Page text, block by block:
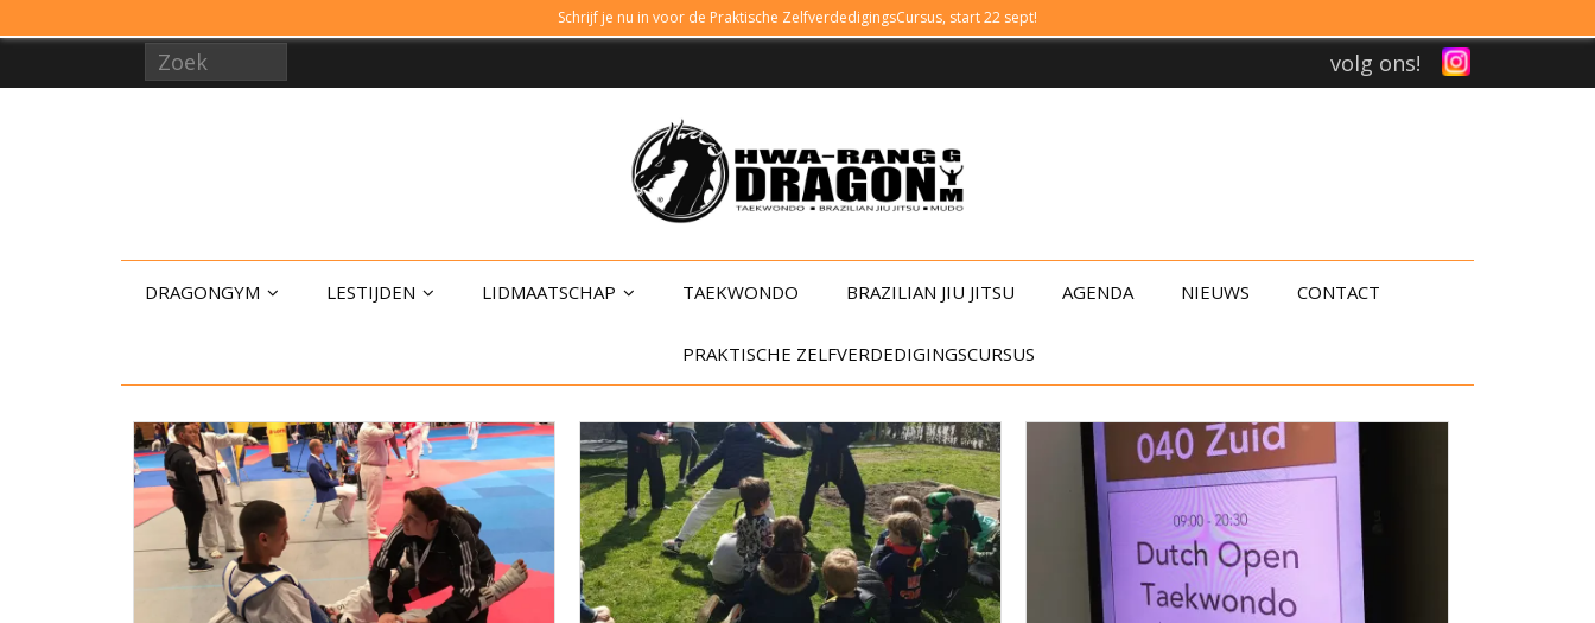
Schrijf je nu in voor de Praktische ZelfverdedigingsCursus, start 22 sept!
volg ons!
DRAGONGYM LESTIJDEN LIDMAATSCHAP TAEKWONDO BRAZILIAN JIU JITSU AGENDA NIEUWS CONTACT
PRAKTISCHE ZELFVERDEDIGINGSCURSUS